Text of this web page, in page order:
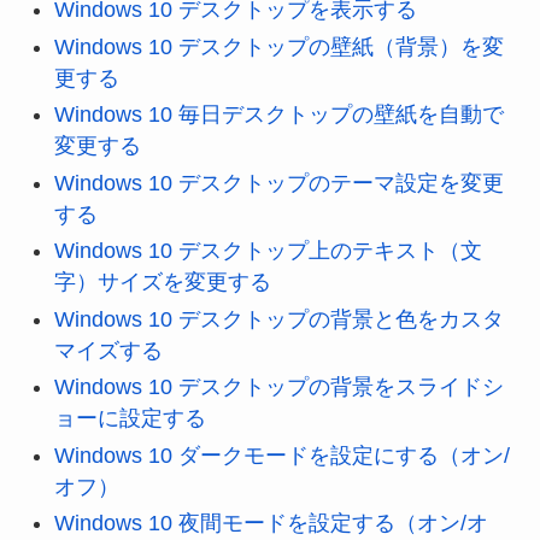
Windows 10 デスクトップを表示する
Windows 10 デスクトップの壁紙（背景）を変
更する
Windows 10 毎日デスクトップの壁紙を自動で
変更する
Windows 10 デスクトップのテーマ設定を変更
する
Windows 10 デスクトップ上のテキスト（文
字）サイズを変更する
Windows 10 デスクトップの背景と色をカスタ
マイズする
Windows 10 デスクトップの背景をスライドシ
ョーに設定する
Windows 10 ダークモードを設定にする（オン/
オフ）
Windows 10 夜間モードを設定する（オン/オ